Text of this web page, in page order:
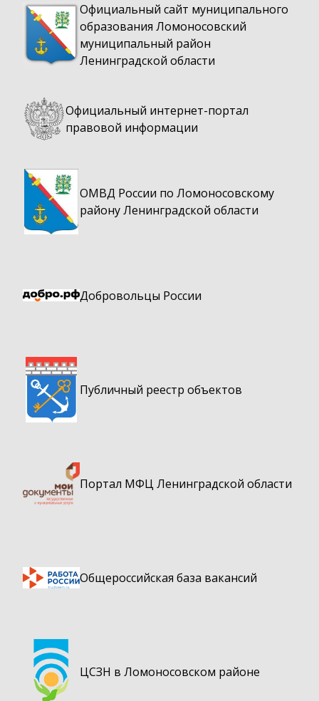
Официальный сайт муниципального
образования Ломоносовский
муниципальный район
Ленинградской области
Официальный интернет-портал
правовой информации
ОМВД России по Ломоносовскому
району Ленинградской области
Добровольцы России
Публичный реестр объектов
Портал МФЦ Ленинградской области
Общероссийская база вакансий
ЦСЗН в Ломоносовском районе